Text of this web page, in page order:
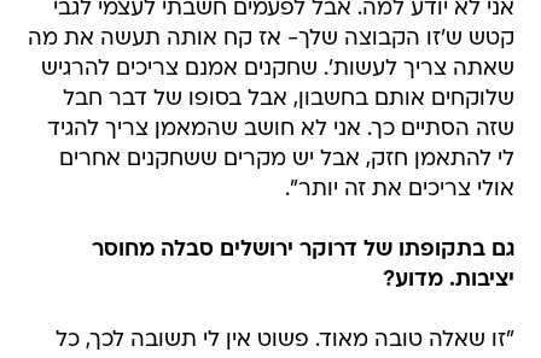
אני לא יודע למה. אבל לפעמים חשבתי לעצמי לגבי
קטש ש'זו הקבוצה שלך- אז קח אותה תעשה את מה
שאתה צריך לעשות'. שחקנים אמנם צריכים להרגיש
שלוקחים אותם בחשבון, אבל בסופו של דבר חבל
שזה הסתיים כך. אני לא חושב שהמאמן צריך להגיד
לי להתאמן חזק, אבל יש מקרים ששחקנים אחרים
אולי צריכים את זה יותר".
גם בתקופתו של דרוקר ירושלים סבלה מחוסר
יציבות. מדוע?
"זו שאלה טובה מאוד. פשוט אין לי תשובה לכך, כל